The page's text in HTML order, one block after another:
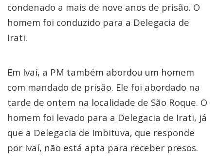
condenado a mais de nove anos de prisão. O
homem foi conduzido para a Delegacia de
Irati.
Em Ivaí, a PM também abordou um homem
com mandado de prisão. Ele foi abordado na
tarde de ontem na localidade de São Roque. O
homem foi levado para a Delegacia de Irati, já
que a Delegacia de Imbituva, que responde
por Ivaí, não está apta para receber presos.